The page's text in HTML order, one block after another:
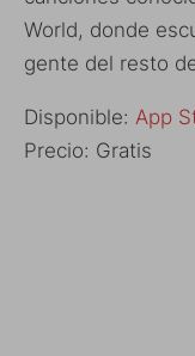
World, donde
gente del resto
Disponible: App
Precio: Gratis